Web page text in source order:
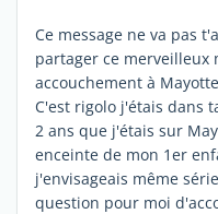
Ce message ne va pas
partager ce merveilleux
accouchement à
C'est rigolo j'étais dans
2 ans que j'étais sur
enceinte de mon 1er
j'envisageais même
question pour moi